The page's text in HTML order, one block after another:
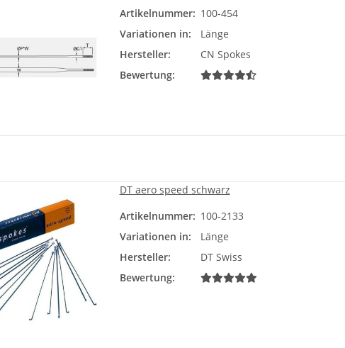
Artikelnummer: 100-454
Variationen in:
Länge
Hersteller:
CN Spokes
Bewertung:
DT aero speed schwarz
Artikelnummer: 100-2133
Variationen in:
Länge
Hersteller:
DT Swiss
Bewertung: